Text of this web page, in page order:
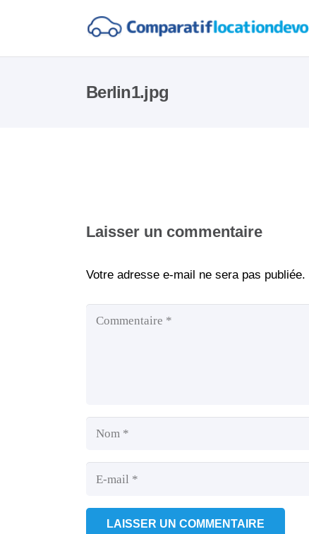
Berlin1.jpg
Laisser un commentaire
Votre adresse e-mail ne sera pas publiée.
LAISSER UN COMMENTAIRE